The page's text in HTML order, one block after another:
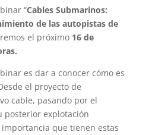
“Cables Submarinos:
de las autopistas de
el próximo 16 de
es dar a conocer cómo es
el proyecto de
cable, pasando por el
posterior explotación
que tienen estas